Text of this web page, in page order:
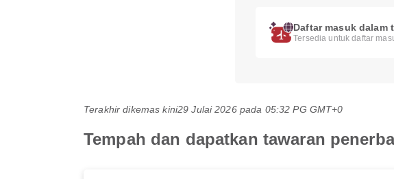
Daftar masuk dalam
Tersedia untuk daftar
Terakhir dikemas kini29 Julai 2026 pada 05:32 PG GMT+0
Tempah dan dapatkan tawaran